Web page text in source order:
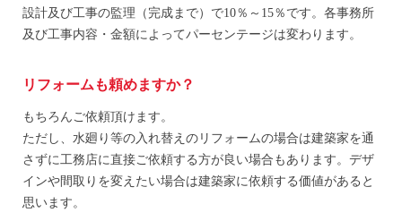
設計及び工事の監理（完成まで）で10％～15％です。各事務所
及び工事内容・金額によってパーセンテージは変わります。
リフォームも頼めますか？
もちろんご依頼頂けます。
ただし、水廻り等の入れ替えのリフォームの場合は建築家を通
さずに工務店に直接ご依頼する方が良い場合もあります。デザ
インや間取りを変えたい場合は建築家に依頼する価値があると
思います。